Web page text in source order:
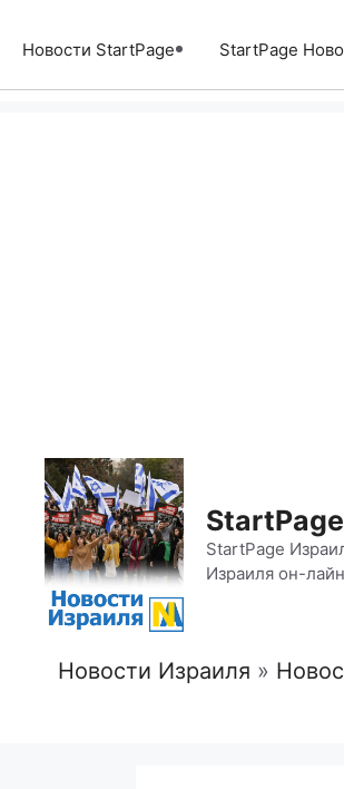
содержимому
Новости StartPage StartPage
StartPage
Израиля он-
Новости Израиля »